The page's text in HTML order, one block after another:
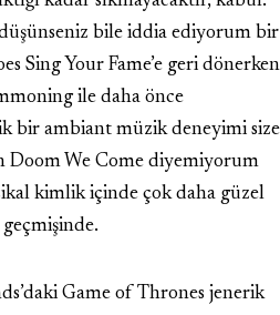
bile iddia ediyorum bir
Sing Your Fame’e geri dönerken
ile daha önce
bir ambiant müzik deneyimi size
Doom We Come diyemiyorum
kimlik içinde çok daha güzel
geçmişinde.
Game of Thrones jenerik